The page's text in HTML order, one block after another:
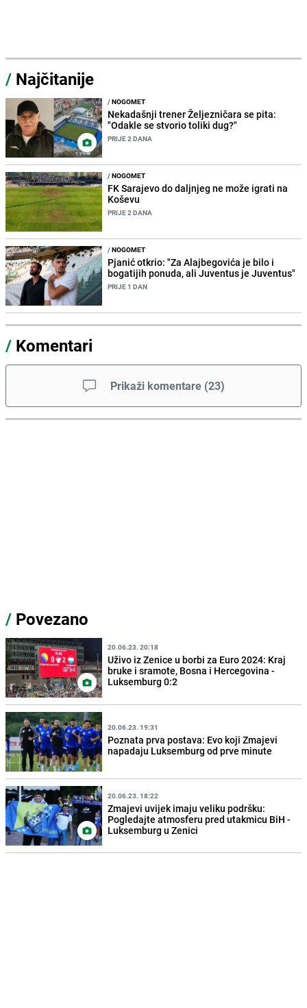
/ Najčitanije
/NOGOMET
Nekadašnji trener Željezničara se pita:
"Odakle se stvorio toliki dug?"
PRIJE 2 DANA
/NOGOMET
FK Sarajevo do daljnjeg ne može igrati na
Koševu
PRIJE 2 DANA
/NOGOMET
Pjanić otkrio: "Za Alajbegovića je bilo i
bogatijih ponuda, ali Juventus je Juventus"
PRIJE 1 DAN
/ Komentari
Prikaži komentare (23)
/ Povezano
20.06.23. 20:18
Uživo iz Zenice u borbi za Euro 2024: Kraj
bruke i sramote, Bosna i Hercegovina -
Luksemburg 0:2
20.06.23. 19:31
Poznata prva postava: Evo koji Zmajevi
napadaju Luksemburg od prve minute
20.06.23. 18:22
Zmajevi uvijek imaju veliku podršku:
Pogledajte atmosferu pred utakmicu BiH -
Luksemburg u Zenici